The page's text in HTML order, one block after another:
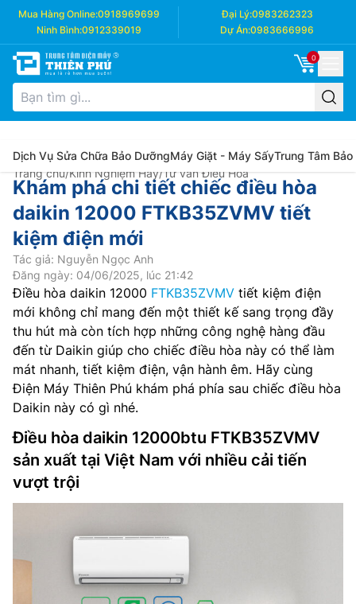
Mua Hàng Online:0918969699 Đại Lý:0983262323
Ninh Bình:0912339019 Dự Án:0983666996
0
Dịch Vụ Sửa Chữa Bảo DưỡngMáy Giặt - Máy SấyTrung Tâm Bảo
Trang chủ/Kinh Nghiệm Hay/Tư vấn Điều Hòa
Khám phá chi tiết chiếc điều hòa
daikin 12000 FTKB35ZVMV tiết
kiệm điện mới
Tác giả: Nguyễn Ngọc Anh
Đăng ngày: 04/06/2025, lúc 21:42
Điều hòa daikin 12000 FTKB35ZVMV tiết kiệm điện
mới không chỉ mang đến một thiết kế sang trọng đầy
thu hút mà còn tích hợp những công nghệ hàng đầu
đến từ Daikin giúp cho chiếc điều hòa này có thể làm
mát nhanh, tiết kiệm điện, vận hành êm. Hãy cùng
Điện Máy Thiên Phú khám phá phía sau chiếc điều hòa
Daikin này có gì nhé.
Điều hòa daikin 12000btu FTKB35ZVMV
sản xuất tại Việt Nam với nhiều cải tiến
vượt trội